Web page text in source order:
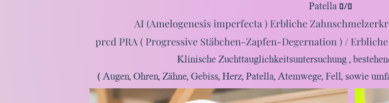
Patella 0/0
AI (Amelogenesis imperfecta ) Erbliche
prcd PRA ( Progressive Stäbchen-Zapfen-Degernation ) /
Klinische Zuchttauglichkeitsuntersuchung ,
( Augen, Ohren, Zähne, Gebiss, Herz, Patella, Atemwege, Fell, sowie